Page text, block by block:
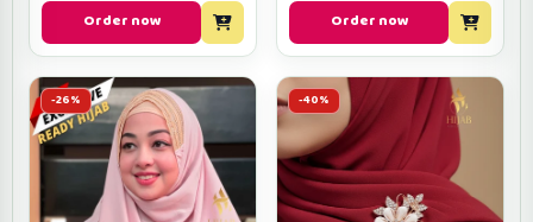
Order now
Order now
-26% -40%